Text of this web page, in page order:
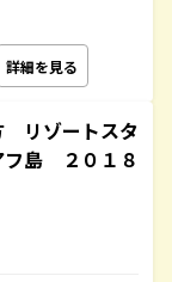
詳細を見る
リゾートスタ
島 ２０１８